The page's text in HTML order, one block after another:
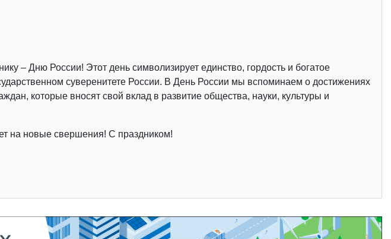
– Дню России! Этот день символизирует единство, гордость и богатое
суверенитете России. В День России мы вспоминаем о достижениях
которые вносят свой вклад в развитие общества, науки, культуры и
на новые свершения! С праздником!